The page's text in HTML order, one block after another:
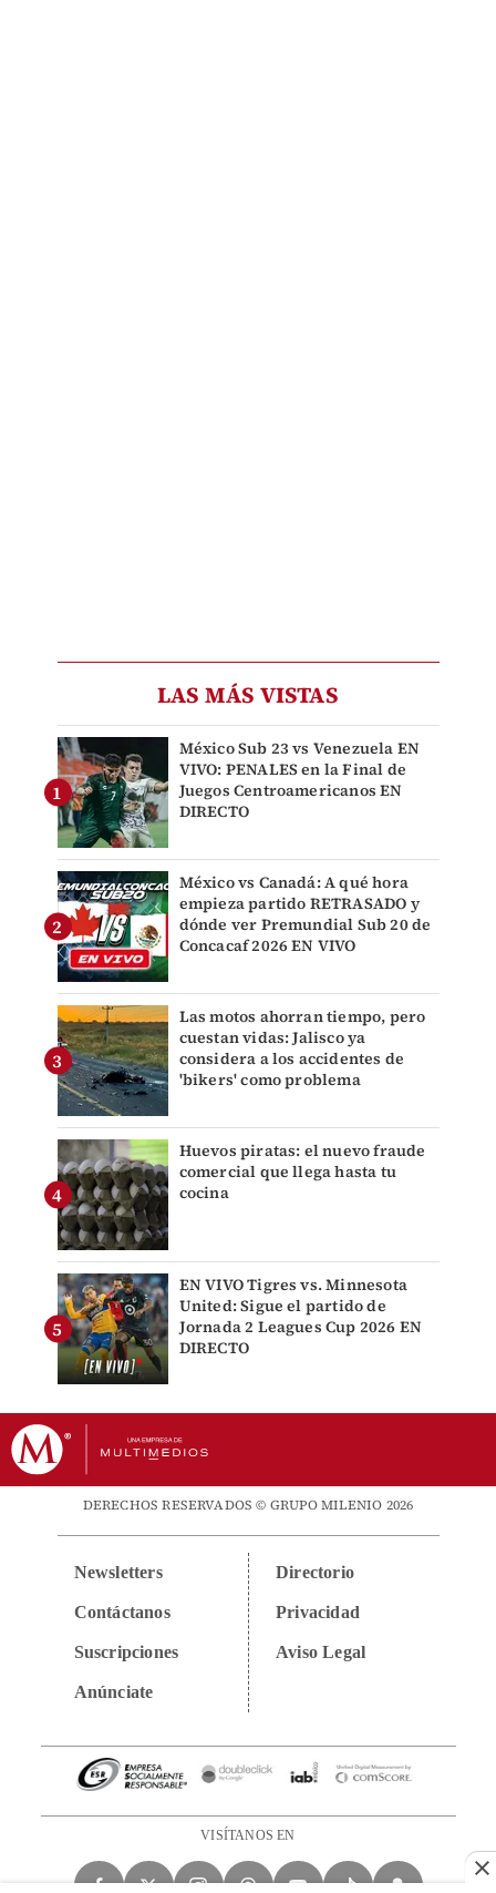
LAS MÁS VISTAS
México Sub 23 vs Venezuela EN
VIVO: PENALES en la Final de
Juegos Centroamericanos EN
DIRECTO
México vs Canadá: A qué hora
empieza partido RETRASADO y
dónde ver Premundial Sub 20 de
Concacaf 2026 EN VIVO
Las motos ahorran tiempo, pero
cuestan vidas: Jalisco ya
considera a los accidentes de
'bikers' como problema
Huevos piratas: el nuevo fraude
comercial que llega hasta tu
cocina
EN VIVO Tigres vs. Minnesota
United: Sigue el partido de
Jornada 2 Leagues Cup 2026 EN
DIRECTO
DERECHOS RESERVADOS © GRUPO MILENIO 2026
Newsletters
Contáctanos
Suscripciones
Anúnciate
Directorio
Privacidad
Aviso Legal
VISÍTANOS EN